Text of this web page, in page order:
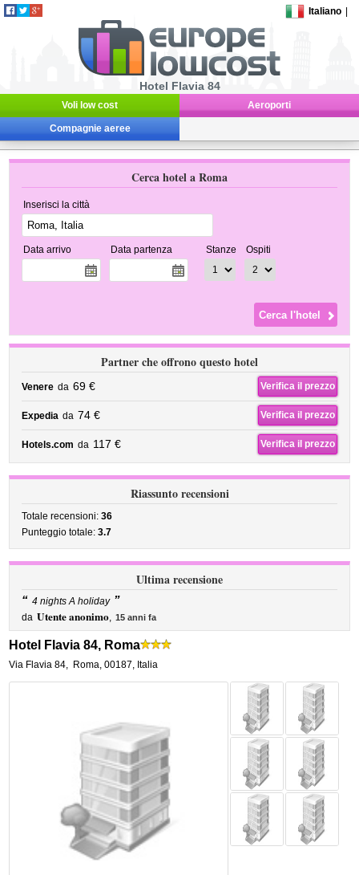
Italiano
Hotel Flavia 84
Voli low cost Aeroporti
Compagnie aeree
Cerca hotel a Roma
Inserisci la città
Data arrivo Data partenza Stanze Ospiti
Partner che offrono questo hotel
Venere da 69 € Verifica il prezzo
Expedia da 74 € Verifica il prezzo
Hotels.com da 117 € Verifica il prezzo
Riassunto recensioni
Totale recensioni:36
Punteggio totale:3.7
Ultima recensione
“ 4 nights A holiday ”
da Utente anonimo, 15 anni fa
Hotel Flavia 84, Roma
Via Flavia 84, Roma,00187, Italia